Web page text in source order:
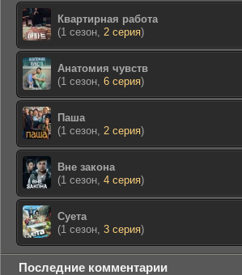
Квартирная работа
(1 сезон, 2 серия)
Анатомия чувств
(1 сезон, 6 серия)
Паша
(1 сезон, 2 серия)
Вне закона
(1 сезон, 4 серия)
Суета
(1 сезон, 3 серия)
Последние комментарии